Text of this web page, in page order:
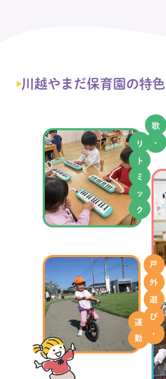
川越やまだ保育園の特色